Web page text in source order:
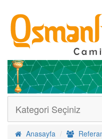
Kategori Seçiniz
Anasayfa